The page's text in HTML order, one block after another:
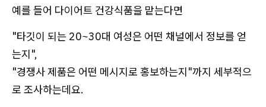
예를 들어 다이어트 건강식품을 맡는다면
"타깃이 되는 20~30대 여성은 어떤 채널에서 정보를 얻
는지",
"경쟁사 제품은 어떤 메시지로 홍보하는지"까지 세부적으
로 조사하는데요.